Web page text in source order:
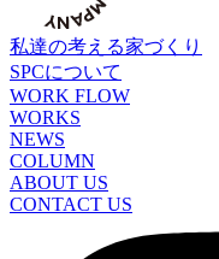
私達の考える家づくり
SPCについて
WORK FLOW
WORKS
NEWS
COLUMN
ABOUT US
CONTACT US